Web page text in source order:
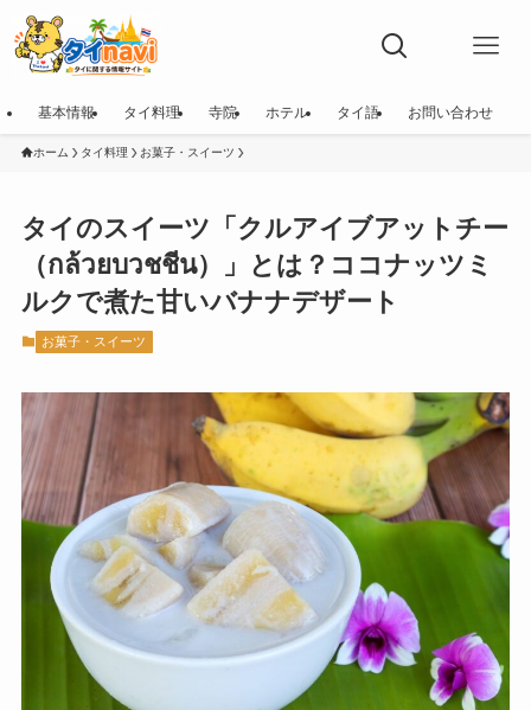
基本情報 タイ料理 寺院 ホテル タイ語 お問い合わせ
ホーム タイ料理 お菓子・スイーツ
タイのスイーツ「クルアイブアットチー
（กล้วยบวชชีน）」とは？ココナッツミ
ルクで煮た甘いバナナデザート
お菓子・スイーツ